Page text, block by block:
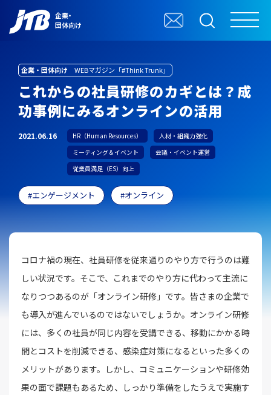
企業・
団体向け
企業・団体向け WEBマガジン「#Think Trunk」
これからの社員研修のカギとは？成
功事例にみるオンラインの活用
2021.06.16 HR（Human Resources）
人材・組織力強化
ミーティング＆イベント
会議・イベント運営
従業員満足（ES）向上
エンゲージメント オンライン
コロナ禍の現在、社員研修を従来通りのやり方で行うのは難
しい状況です。そこで、これまでのやり方に代わって主流に
なりつつあるのが「オンライン研修」です。皆さまの企業で
も導入が進んでいるのではないでしょうか。オンライン研修
には、多くの社員が同じ内容を受講できる、移動にかかる時
間とコストを削減できる、感染症対策になるといった多くの
メリットがあります。しかし、コミュニケーションや研修効
果の面で課題もあるため、しっかり準備をしたうえで実施す